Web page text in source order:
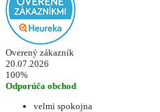
Overený zákazník
20.07.2026
100%
Odporúča obchod
velmi spokojna